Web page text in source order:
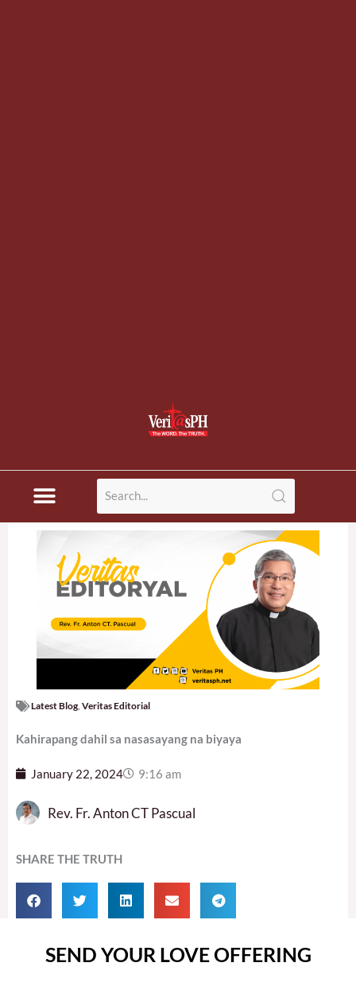
Latest Blog Veritas Editorial
Kahirapang dahil sa nasasayang na biyaya
January 22, 2024 9:16 am
Rev. Fr. Anton CT Pascual
SHARE THE TRUTH
SEND YOUR LOVE OFFERING